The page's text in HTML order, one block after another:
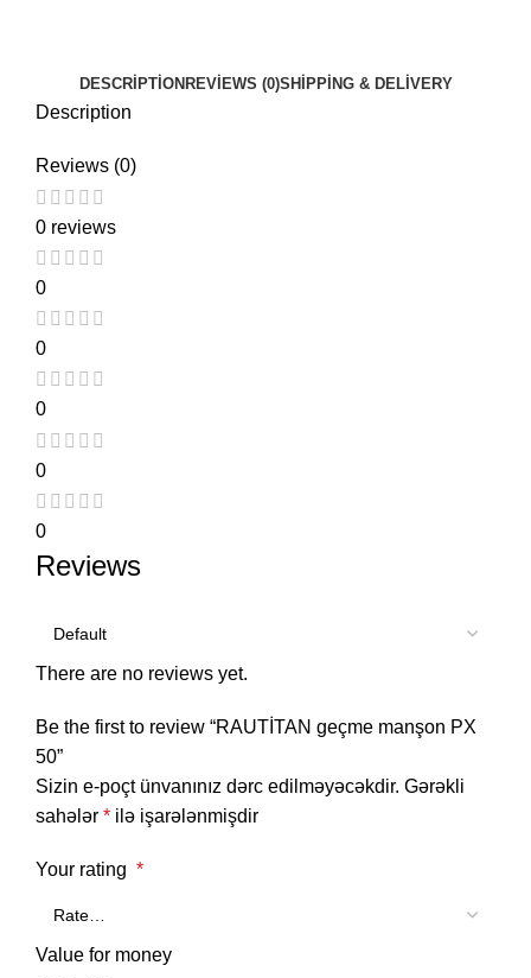
DESCRIPTION REVIEWS (0)SHIPPING & DELIVERY
Description
Reviews (0)
0 reviews
0
0
0
0
0
Reviews
There are no reviews yet.
Be the first to review “RAUTİTAN geçme manşon PX
50”
Sizin e-poçt ünvanınız dərc edilməyəcəkdir. Gərəkli
sahələr * ilə işarələnmişdir
Your rating *
Value for money